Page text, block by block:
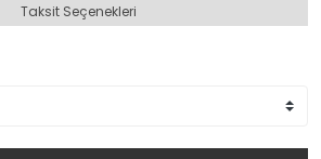
Taksit Seçenekleri